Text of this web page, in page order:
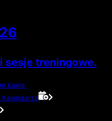
sesje treningowe.
kawę.